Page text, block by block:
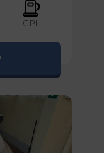
GPL